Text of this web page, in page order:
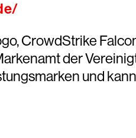
CrowdStrike
der
und